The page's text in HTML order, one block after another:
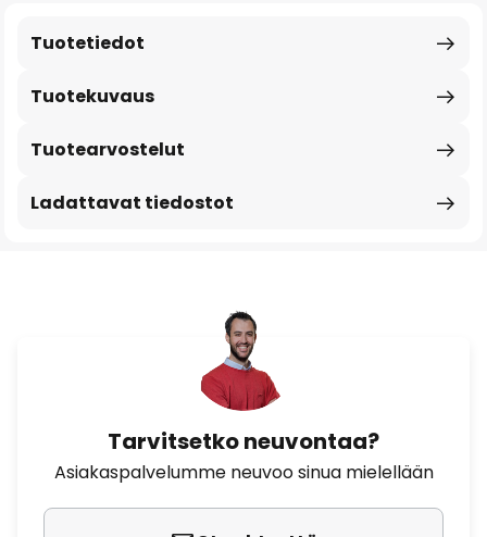
Tuotekuvaus
Tuotetiedot
Tuotearvostelut
Ladattavat tiedostot
Tarvitsetko neuvontaa?
Asiakaspalvelumme neuvoo sinua mielellään